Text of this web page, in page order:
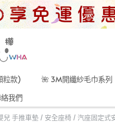
粒款) 🌺 3M開纖紗毛巾系列
我們
兒 手推車墊 / 安全座椅 / 汽座固定式